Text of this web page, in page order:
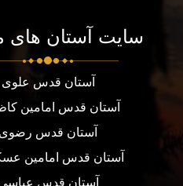
سایت آستان
آستان قدس علوی
آستان قدس امامین
آستان قدس رضوی
آستان قدس امامین
آستان قدس